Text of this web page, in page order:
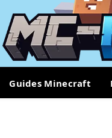
Guides Minecraft